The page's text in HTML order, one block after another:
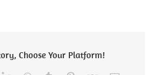
Choose Your Platform!